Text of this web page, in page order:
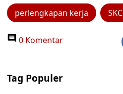
perlengkapan kerja
0 Komentar
Tag Populer